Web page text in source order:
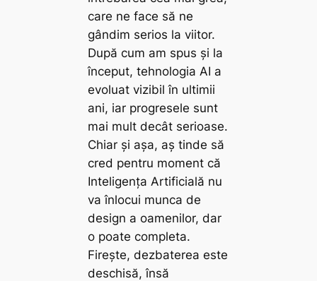
care ne face să ne
gândim serios la viitor.
După cum am spus și la
început, tehnologia AI a
evoluat vizibil în ultimii
ani, iar progresele sunt
mai mult decât serioase.
Chiar și așa, aș tinde să
cred pentru moment că
Inteligența Artificială nu
va înlocui munca de
design a oamenilor, dar
o poate completa.
Firește, dezbaterea este
deschisă, însă